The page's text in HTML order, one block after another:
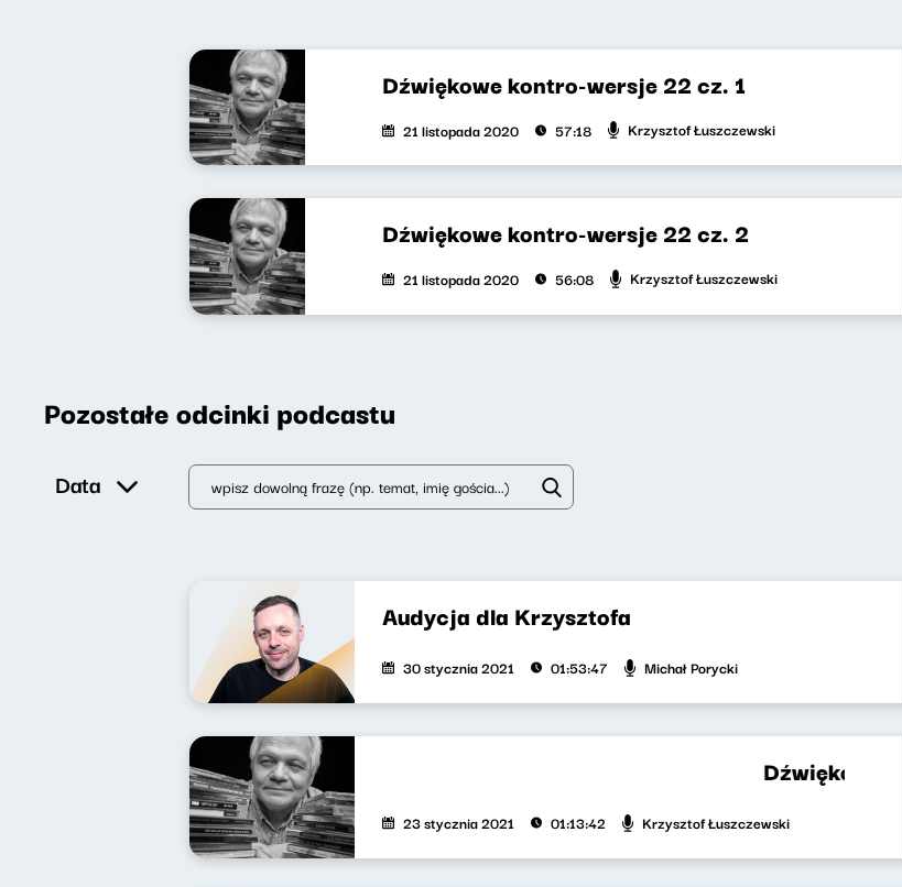
Dźwiękowe kontro-wersje 22 cz. 1
21 listopada 2020 57:18 Krzysztof Łuszczewski
Dźwiękowe kontro-wersje 22 cz. 2
21 listopada 2020 56:08 Krzysztof Łuszczewski
Pozostałe odcinki podcastu
Data
Audycja dla Krzysztofa
30 stycznia 2021 01:53:47 Michał Porycki
Dźwiękowe
23 stycznia 2021 01:13:42 Krzysztof Łuszczewski